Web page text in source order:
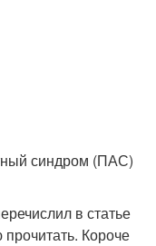
синдром (ПАС)
в статье
Короче